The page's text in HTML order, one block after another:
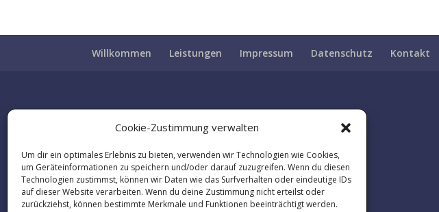
Cookie-Zustimmung verwalten
Um dir ein optimales Erlebnis zu bieten, verwenden wir Technologien wie Cookies,
um Geräteinformationen zu speichern und/oder darauf zuzugreifen. Wenn du diesen
Technologien zustimmst, können wir Daten wie das Surfverhalten oder eindeutige IDs
auf dieser Website verarbeiten. Wenn du deine Zustimmung nicht erteilst oder
zurückziehst, können bestimmte Merkmale und Funktionen beeinträchtigt werden.
Willkommen Leistungen Impressum Datenschutz Kontakt